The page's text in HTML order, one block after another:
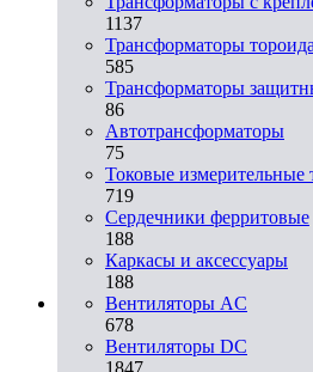
1137
Трансформаторы
585
Трансформаторы
86
Автотрансформаторы
75
Токовые измерительные
719
Сердечники ферритовые
188
Каркасы и аксессуары
188
Вентиляторы AC
678
Вентиляторы DC
1847